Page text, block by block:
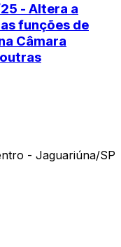
- Altera a
funções de
Câmara
- Jaguariúna/SP